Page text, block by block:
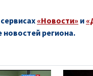
«Новости» и
новостей региона.